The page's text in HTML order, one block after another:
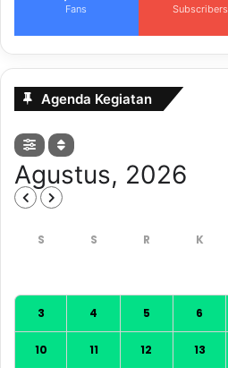
Fans Subscribers
Agenda Kegiatan
Agustus, 2026
3 4 5 6
10 11 12 13